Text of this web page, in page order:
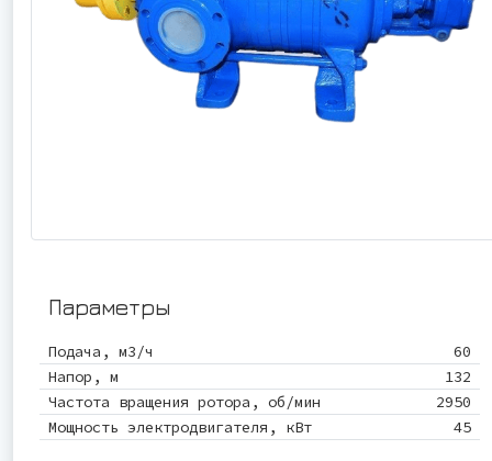
Параметры
Подача, м3/ч
60
Напор, м
132
Частота вращения ротора, об/мин
2950
Мощность электродвигателя, кВт
45